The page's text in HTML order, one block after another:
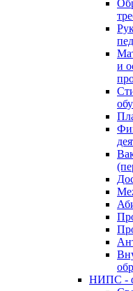
и
НИПС -